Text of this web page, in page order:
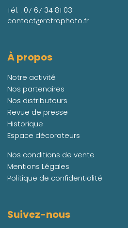
Tél. : 07 67 34 81 03
contact@retrophoto.fr
À propos
Notre activité
Nos partenaires
Nos distributeurs
Revue de presse
Historique
Espace décorateurs
Nos conditions de vente
Mentions Légales
Politique de confidentialité
Suivez-nous